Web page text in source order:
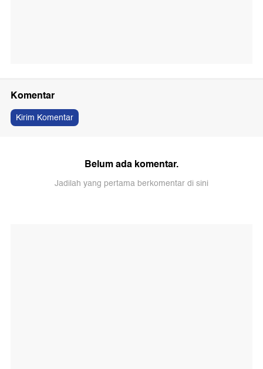
Komentar
Kirim Komentar
Belum ada komentar.
Jadilah yang pertama berkomentar di sini